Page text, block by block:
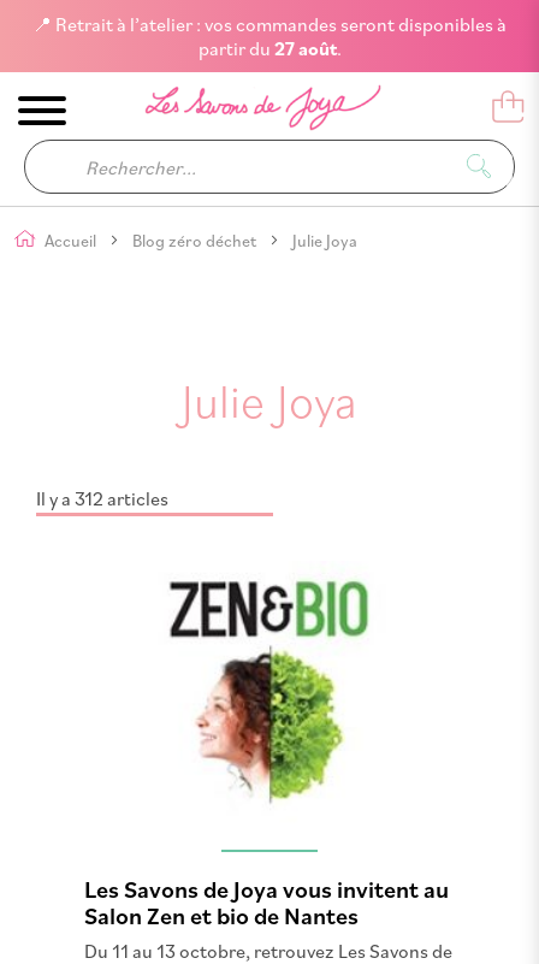
📍 Retrait à l’atelier : vos commandes seront disponibles à
partir du 27 août.
Accueil Blog zéro déchet Julie Joya
Julie Joya
Il y a 312 articles
Les Savons de Joya vous invitent au
Salon Zen et bio de Nantes
Du 11 au 13 octobre, retrouvez Les Savons de